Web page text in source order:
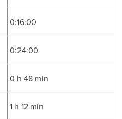
0:16:00
0:24:00
0 h 48 min
1 h 12 min